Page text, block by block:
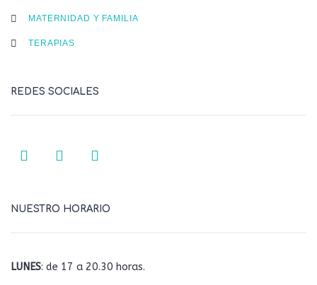
MATERNIDAD Y FAMILIA
TERAPIAS
REDES SOCIALES
NUESTRO HORARIO
LUNES: de 17 a 20.30 horas.